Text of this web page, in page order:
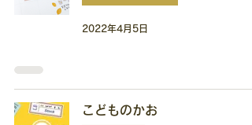
2022年4月5日
こどものかお